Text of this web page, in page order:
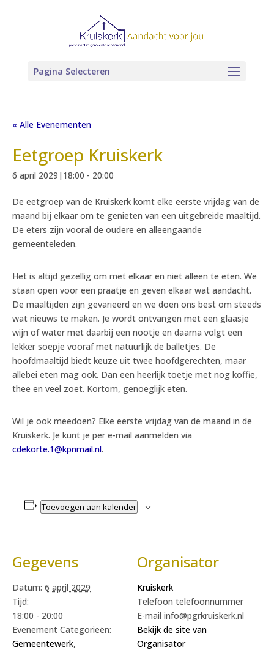
Pagina Selecteren
« Alle Evenementen
Eetgroep Kruiskerk
6 april 2029|18:00 - 20:00
De eetgroep van de Kruiskerk komt elke eerste vrijdag van de
maand bij elkaar om te genieten van een uitgebreide maaltijd.
De eters zijn vooral de oudere en alleengaande
gemeenteleden.
Het is altijd gezellig om met elkaar en niet alleen te eten. We
staan open voor een praatje en geven elkaar wat aandacht.
De maaltijden zijn gevarieerd en we doen ons best om steeds
wat nieuws te maken. Je wordt ontvangen met een glaasje
wijn of water met daarbij een nootje en daarna volgt een
lekker soepje vooraf met natuurlijk de balletjes. De
hoofdmaaltijd biedt keuze uit twee hoofdgerechten, maar
allebei eten mag ook. Dan een heerlijk toetje met nog koffie,
thee en veel zoet. Kortom, genoeglijk eten.
Wil je ook meedoen? Elke eerste vrijdag van de maand in de
Kruiskerk. Je kunt je per e-mail aanmelden via
cdekorte.1@kpnmail.nl.
Toevoegen aan kalender
Gegevens
Datum: 6 april 2029
Tijd:
18:00 - 20:00
Evenement Categorieën:
Gemeentewerk,
Organisator
Kruiskerk
Telefoon telefoonnummer
E-mail info@pgrkruiskerk.nl
Bekijk de site van
Organisator